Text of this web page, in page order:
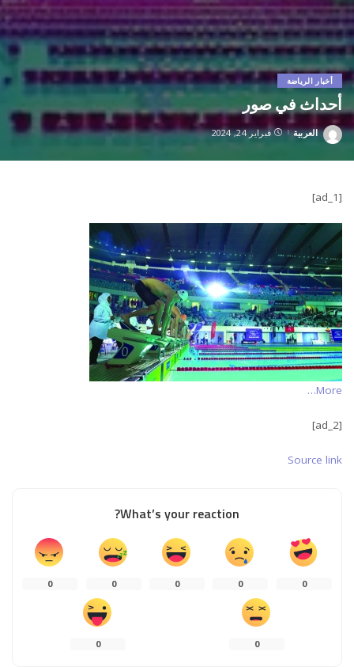
أخبار الرياضة
أحداث في صور
Posted
العربية فبراير 24, 2024
[ad_1]
More…
[ad_2]
Source link
What’s your reaction?
0
0
0
0
0
0
0